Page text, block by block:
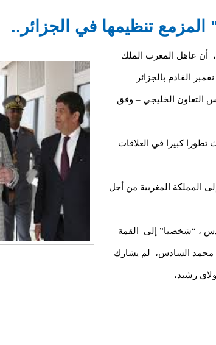
المزمع تنظيمها في الجزائر..
أن عاهل المغرب الملك
القادم بالجزائر
التعاون الخليجي – وفق
كبيرا في العلاقات
المملكة المغربية من أجل
، “شخصيا” إلى القمة
محمد السادس، لم يشارك
رشيد،